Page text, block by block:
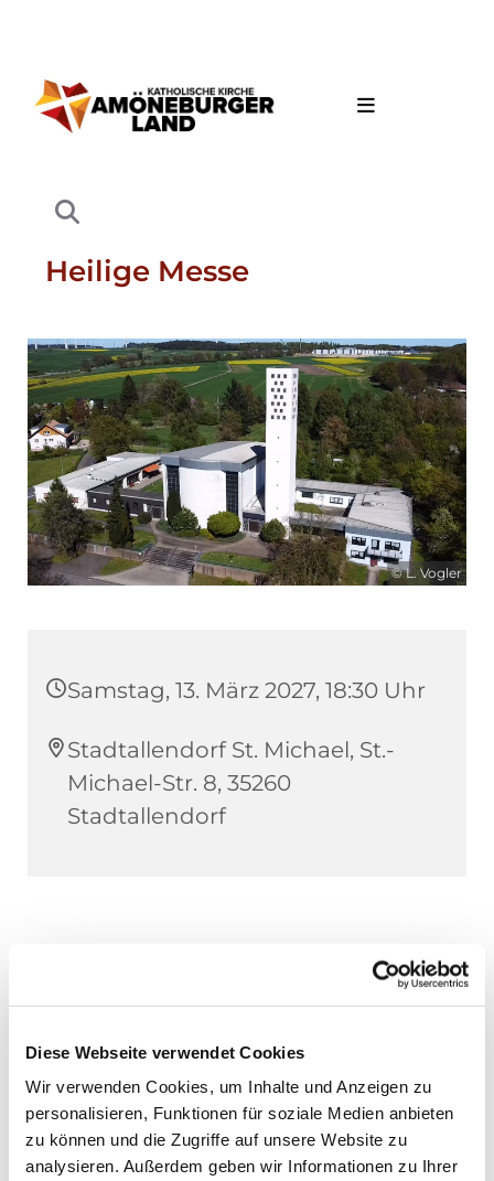
Diese Webseite verwendet Cookies
Wir verwenden Cookies, um Inhalte und Anzeigen zu
personalisieren, Funktionen für soziale Medien anbieten
zu können und die Zugriffe auf unsere Website zu
analysieren. Außerdem geben wir Informationen zu Ihrer
Heilige Messe
© L. Vogler
Samstag, 13. März 2027, 18:30 Uhr
Stadtallendorf St. Michael, St.-
Michael-Str. 8, 35260
Stadtallendorf